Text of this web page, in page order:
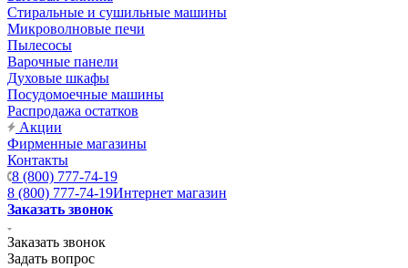
Стиральные и сушильные машины
Микроволновые печи
Пылесосы
Варочные панели
Духовые шкафы
Посудомоечные машины
Распродажа остатков
Акции
Фирменные магазины
Контакты
8 (800) 777-74-19
8 (800) 777-74-19Интернет магазин
Заказать звонок
Заказать звонок
Задать вопрос